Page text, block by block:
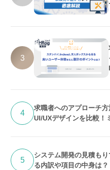
3
4
求職者へのアプローチ
UI/UXデザインを比較
5
システム開発の見積も
る内訳や項目の中身は？